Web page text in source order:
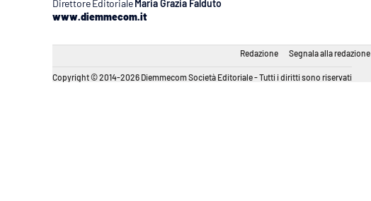
Direttore Editoriale Maria Grazia Falduto
www.diemmecom.it
Redazione Segnala alla redazione
Copyright © 2014-2026 Diemmecom Società Editoriale - Tutti i diritti sono riservati